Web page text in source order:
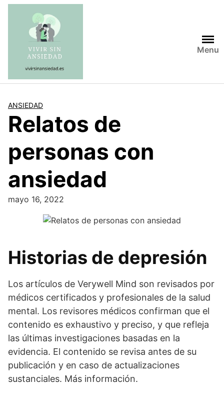
Saltar
contenido
Menu
ANSIEDAD
Relatos de
personas con
ansiedad
mayo 16, 2022
Historias de depresión
Los artículos de Verywell Mind son revisados por
médicos certificados y profesionales de la salud
mental. Los revisores médicos confirman que el
contenido es exhaustivo y preciso, y que refleja
las últimas investigaciones basadas en la
evidencia. El contenido se revisa antes de su
publicación y en caso de actualizaciones
sustanciales. Más información.